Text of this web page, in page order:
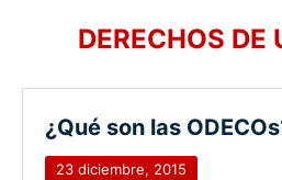
DERECHOS DE
¿Qué son las
23 diciembre, 2015